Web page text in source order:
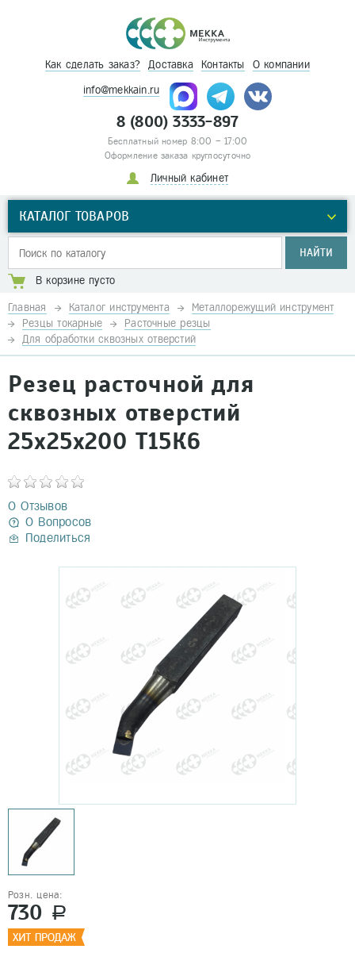
Как сделать заказ? Доставка Контакты О компании
info@mekkain.ru
8 (800) 3333-897
Бесплатный номер 8:00 – 17:00
Оформление заказа круглосуточно
Личный кабинет
КАТАЛОГ ТОВАРОВ
НАЙТИ
В корзине пусто
Главная Каталог инструмента
Металлорежущий инструмент
Резцы токарные
Расточные резцы
Для обработки сквозных отверстий
Резец расточной для
сквозных отверстий
25х25х200 Т15К6
0 Отзывов
0 Вопросов
Поделиться
Розн. цена:
730 a